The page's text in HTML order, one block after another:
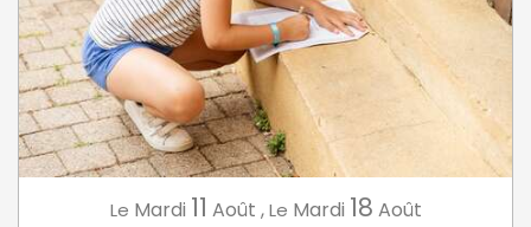
Le Mardi 11 Août ,Le Mardi 18 Août